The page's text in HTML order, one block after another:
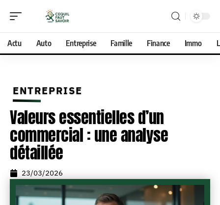
Actu Auto Entreprise Famille Finance Immo
ENTREPRISE
Valeurs essentielles d’un
commercial : une analyse
détaillée
23/03/2026